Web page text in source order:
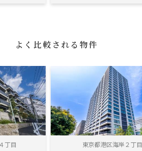
よく比較される物件
丁目 東京都港区海岸２丁目